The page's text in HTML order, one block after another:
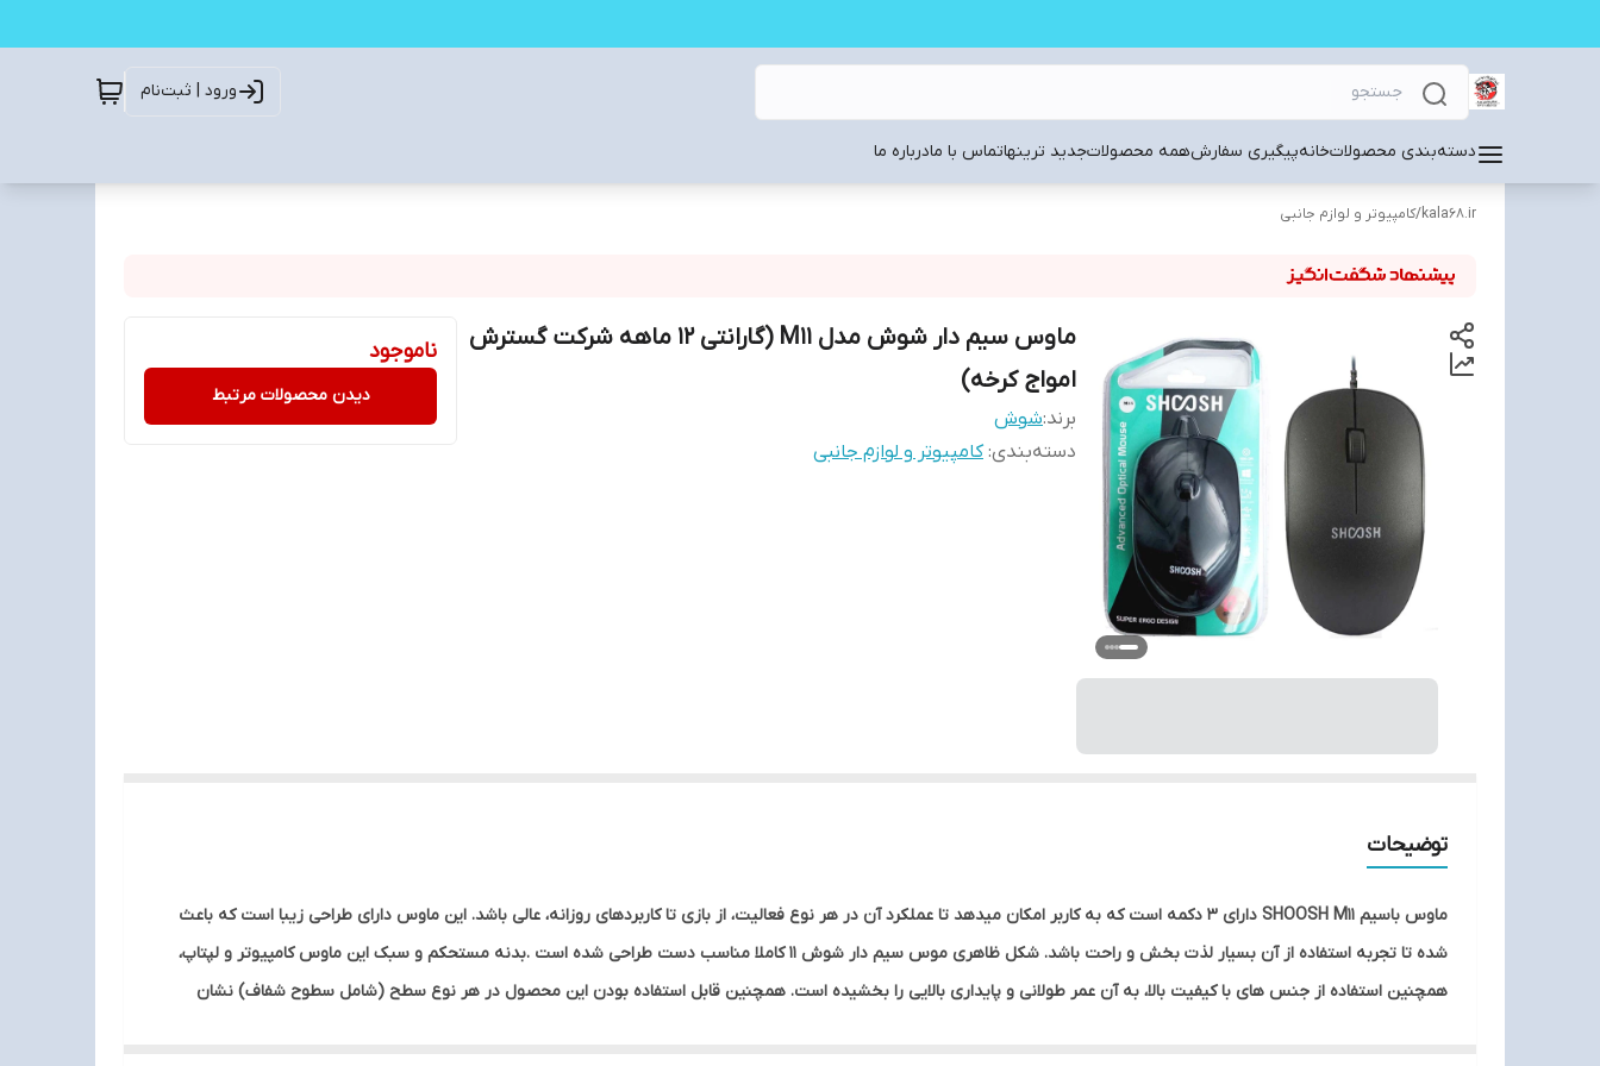
ورود | ثبت‌نام
دسته‌بندی محصولاتخانهپیگیری سفارشهمه محصولاتجدید ترینهاتماس با مادرباره ما
kala68.ir
/کامپیوتر و لوازم جانبی
ماوس سیم دار شوش مدل M11 (گارانتی 12 ماهه شرکت گسترش
امواج کرخه)
برند:شوش
دسته‌بندی:کامپیوتر و لوازم جانبی
ناموجود
دیدن محصولات مرتبط
توضیحات
ماوس باسیم SHOOSH M11 دارای 3 دکمه است که به کاربر امکان میدهد تا عملکرد آن در هر نوع فعالیت، از بازی تا کاربردهای روزانه، عالی باشد. این ماوس دارای طراحی زیبا است که باعث
شده تا تجربه استفاده از آن بسیار لذت بخش و راحت باشد. شکل ظاهری موس سیم دار شوش 11 کاملا مناسب دست طراحی شده است .بدنه مستحکم و سبک این ماوس کامپیوتر و لپتاپ،
همچنین استفاده از جنس های با کیفیت بالا، به آن عمر طولانی و پایداری بالایی را بخشیده است. همچنین قابل استفاده بودن این محصول در هر نوع سطح (شامل سطوح شفاف) نشان